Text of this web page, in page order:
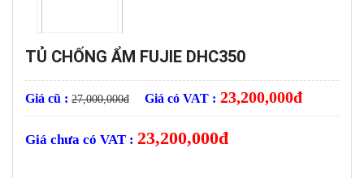
TỦ CHỐNG ẨM FUJIE DHC350
Giá cũ : 27,000,000đ Giá có VAT : 23,200,000đ
Giá chưa có VAT : 23,200,000đ